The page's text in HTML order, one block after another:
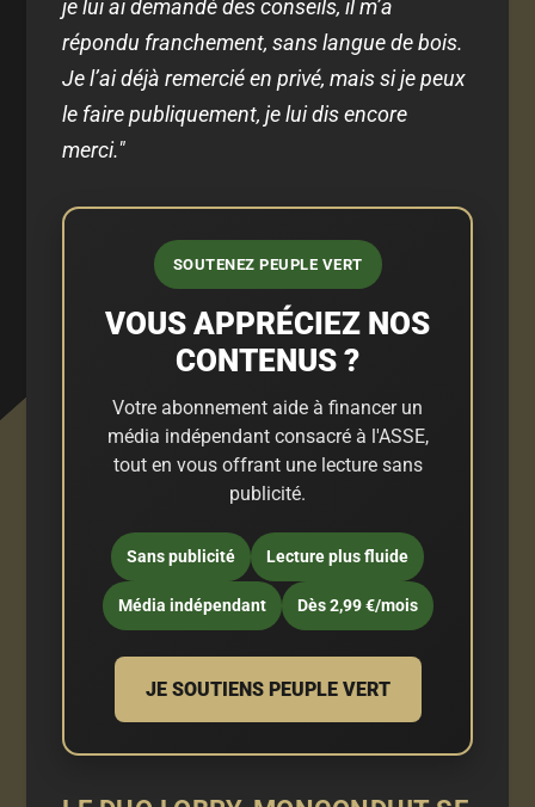
je lui ai demandé des conseils, il m’a
répondu franchement, sans langue de bois.
Je l’ai déjà remercié en privé, mais si je peux
le faire publiquement, je lui dis encore
merci."
SOUTENEZ PEUPLE VERT
VOUS APPRÉCIEZ NOS
CONTENUS ?
Votre abonnement aide à financer un
média indépendant consacré à l'ASSE,
tout en vous offrant une lecture sans
publicité.
Sans publicité Lecture plus fluide
Média indépendant Dès 2,99 €/mois
JE SOUTIENS PEUPLE VERT